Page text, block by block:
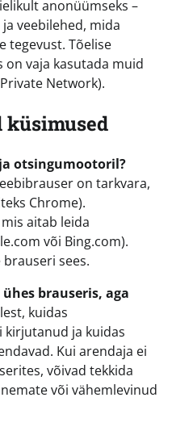
anonüümseks –
veebilehed, mida
tegevust. Tõelise
on vaja kasutada muid
Network).
otsingumootoril?
on tarkvara,
Chrome).
aitab leida
või Bing.com).
sees.
brauseris, aga
kuidas
kirjutanud ja kuidas
Kui arendaja ei
võivad tekkida
või vähemlevinud